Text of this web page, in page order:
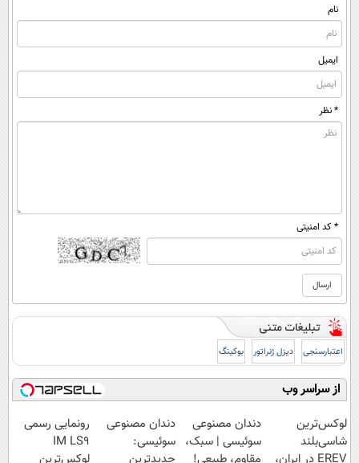
نام
ایمیل
* نظر
* کد امنیتی
اعتبارسنجی دیزل ژنراتور بوکینگ
از سراسر وب
لوکس‌ترین
شاسی‌بلند
دندان مصنوعی
سوئیسی | سبک،
دندان مصنوعی
سوئیسی:
رونمایی رسمی
IM LS9